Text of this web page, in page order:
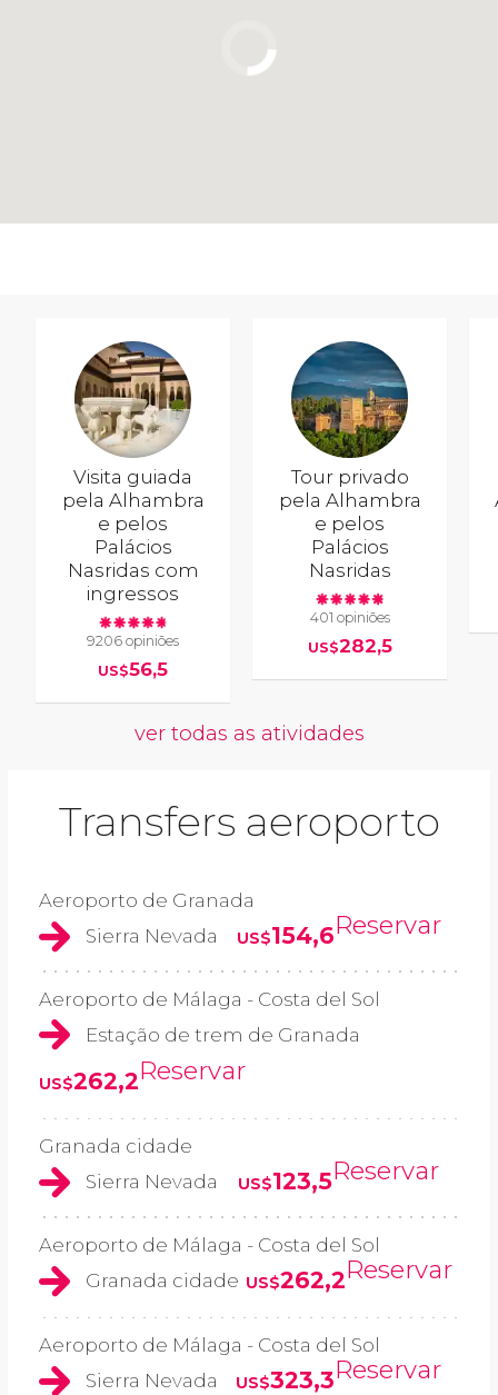
Visita guiada
pela Alhambra
e pelos
Palácios
Nasridas com
ingressos
9206 opiniões
US$56,5
Tour privado
pela Alhambra
e pelos
Palácios
Nasridas
401 opiniões
US$282,5
ver todas as atividades
Transfers aeroporto
Aeroporto de Granada
Sierra Nevada
US$154,6Reservar
Aeroporto de Málaga - Costa del Sol
Estação de trem de Granada
US$262,2Reservar
Granada cidade
Sierra Nevada
US$123,5Reservar
Aeroporto de Málaga - Costa del Sol
Granada cidade US$262,2Reservar
Aeroporto de Málaga - Costa del Sol
Sierra Nevada
US$323,3Reservar